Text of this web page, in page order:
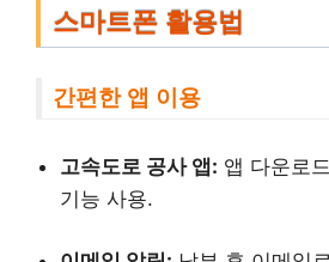
스마트폰 활용법
간편한 앱 이용
고속도로 공사 앱: 앱 다운로
기능 사용.